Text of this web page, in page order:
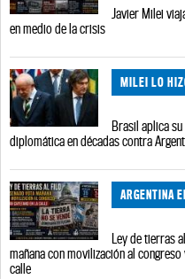
Javier Milei
en medio de la crisis
MILEI LO
Brasil aplica
diplomática en décadas contra
ARGENTINA
Ley de tierras
mañana con movilización al congreso
calle